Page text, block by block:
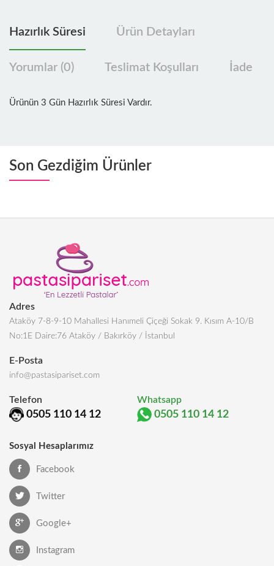
Hazırlık Süresi Ürün Detayları
Yorumlar (0) Teslimat Koşulları İade
Ürünün 3 Gün Hazırlık Süresi Vardır.
Son Gezdiğim Ürünler
Adres
Ataköy 7-8-9-10 Mahallesi Hanımeli Çiçeği Sokak 9. Kısım A-10/B
No:1E Daire:76 Ataköy / Bakırköy / İstanbul
E-Posta
info@pastasipariset.com
Telefon
0505 110 14 12
Whatsapp
0505 110 14 12
Sosyal Hesaplarımız
Facebook
Twitter
Google+
Instagram